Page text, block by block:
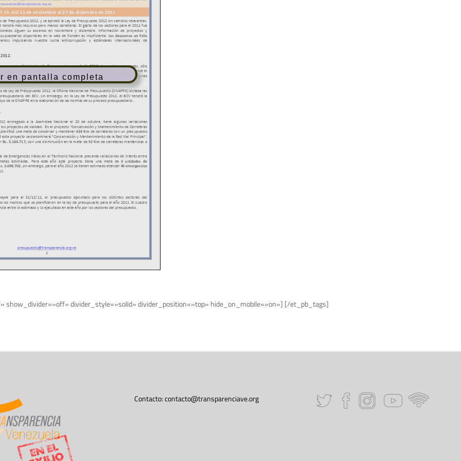
en pantalla completa
show_divider=»off» divider_style=»solid» divider_position=»top» hide_on_mobile=»on»] [/et_pb_tags]
Contacto:contacto@transparenciave.org